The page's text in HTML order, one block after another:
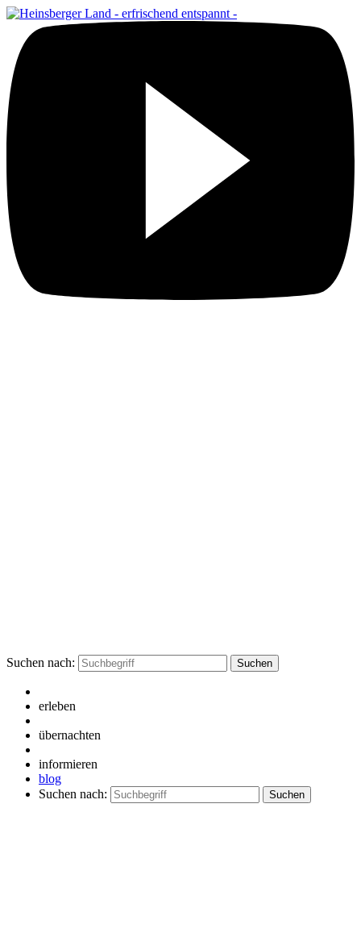
Suchen nach:
erleben
übernachten
informieren
blog
Suchen nach: